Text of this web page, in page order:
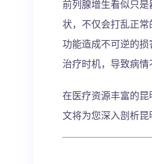
前列腺增生看似只
状，不仅会打乱正
功能造成不可逆的
治疗时机，导致病情
在医疗资源丰富的
文将为您深入剖析